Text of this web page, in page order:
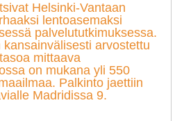
Helsinki-Vantaan
lentoasemaksi
palvelututkimuksessa.
arvostettu
mittaava
on mukana yli 550
Palkinto jaettiin
Madridissa 9.